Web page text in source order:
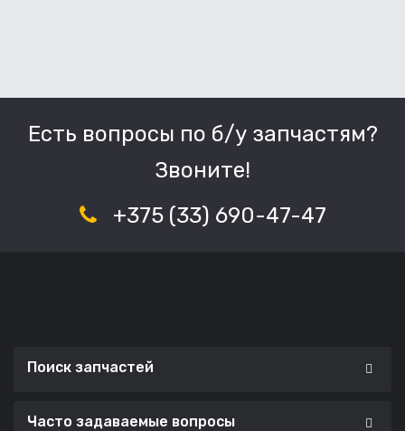
Есть вопросы по б/у запчастям?
Звоните!
+375 (33) 690-47-47
Поиск запчастей
Часто задаваемые вопросы